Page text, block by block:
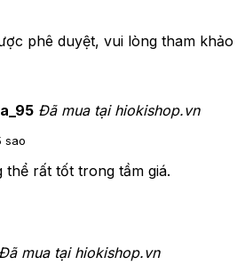
phê duyệt, vui lòng tham khảo
Đã mua tại hiokishop.vn
sao
thể rất tốt trong tầm giá.
Đã mua tại hiokishop.vn